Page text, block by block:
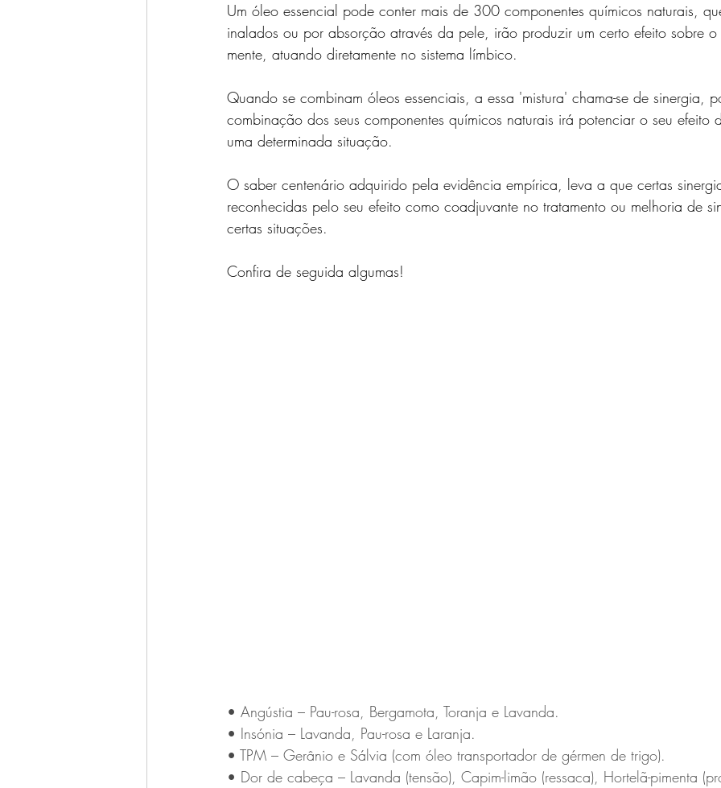
Um óleo essencial pode conter mais de 300 componentes químicos naturais,
inalados ou por absorção através da pele, irão produzir um certo efeito sobre
mente, atuando diretamente no sistema límbico.
Quando se combinam óleos essenciais, a essa 'mistura' chama-se de sinergia,
combinação dos seus componentes químicos naturais irá potenciar o seu efeito
uma determinada situação.
O saber centenário adquirido pela evidência empírica, leva a que certas
reconhecidas pelo seu efeito como coadjuvante no tratamento ou melhoria de
certas situações.
Confira de seguida algumas!
• Angústia – Pau-rosa, Bergamota, Toranja e Lavanda.
• Insónia – Lavanda, Pau-rosa e Laranja.
• TPM – Gerânio e Sálvia (com óleo transportador de gérmen de trigo).
• Dor de cabeça – Lavanda (tensão), Capim-limão (ressaca), Hortelã-pimenta